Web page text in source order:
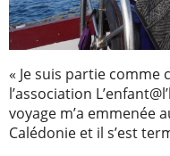
« Je suis partie
l’association
voyage m’a emmenée
Calédonie et il s’est